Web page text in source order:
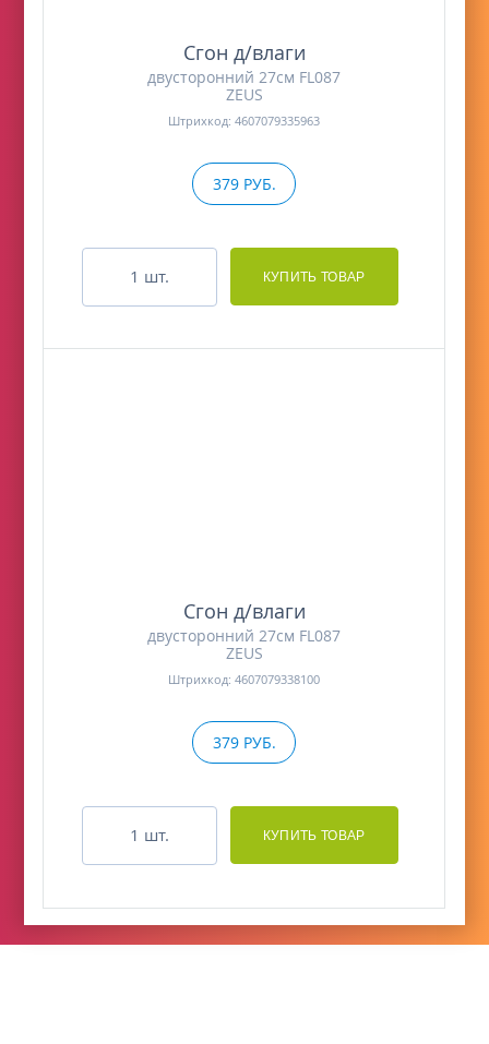
Сгон д/влаги
двусторонний 27см FL087
ZEUS
Штрихкод: 4607079335963
379 РУБ.
шт.
Сгон д/влаги
двусторонний 27см FL087
ZEUS
Штрихкод: 4607079338100
379 РУБ.
шт.